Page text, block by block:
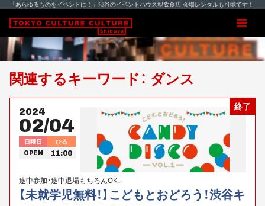
「あらゆるものをイベントに！」渋谷のイベントハウス型飲食店 会場レンタルも可能です！
関連するキーワード： ダンス
終了
2024
02/04
日曜日 ひる
OPEN 11:00
途中参加・途中退場もちろんOK！
【未就学児無料！】こどもとおどろう！渋谷キ